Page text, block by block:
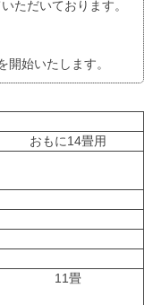
ただいております。
始いたします。
おもに14畳用
11畳